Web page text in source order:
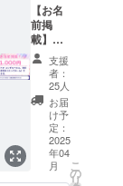
【お名
前掲
載】
4/26の
ライブ
のエン
ドロー
ル映像
に、支
援者様
のお名
支援
者：
25人
お届
け予
定：
2025
年04
月
こ
の
リ